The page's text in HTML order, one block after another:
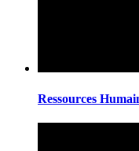
Ressources